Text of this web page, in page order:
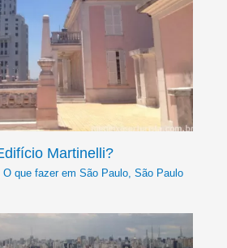
Martinelli?
O que fazer em São Paulo, São Paulo